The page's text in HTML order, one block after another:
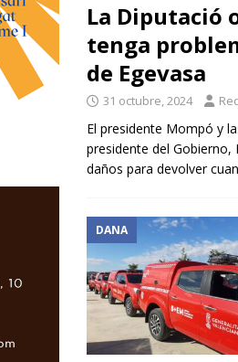
La Diputació
tenga
de Egevasa
31 octubre, 2024
El presidente Mompó y
presidente del Gobierno,
daños para devolver
DANA